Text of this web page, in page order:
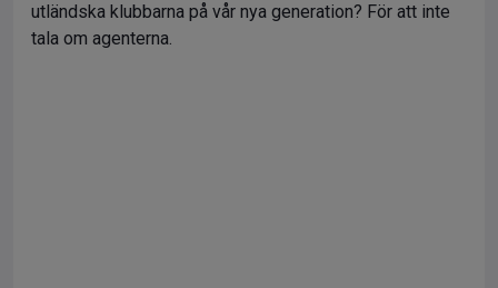
utländska klubbarna på vår nya generation? För att inte
tala om agenterna.